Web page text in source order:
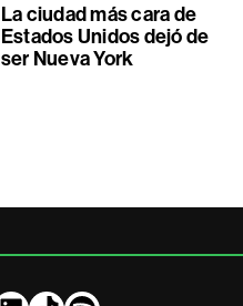
La ciudad más cara de
Estados Unidos dejó de
ser Nueva York